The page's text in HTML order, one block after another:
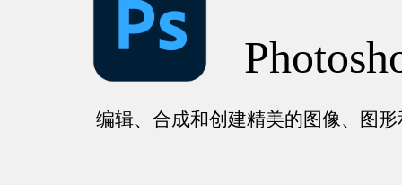
编辑、合成和创建精美的图像、图